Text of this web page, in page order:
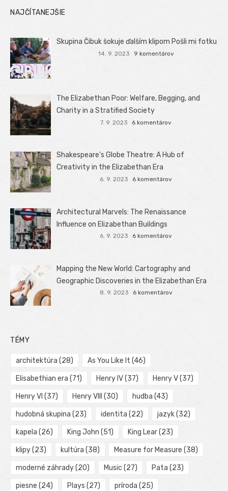
NAJČÍTANEJŠIE
Skupina Čibuk šokuje ďalším klipom Pošli mi fotku
14. 9. 2023 9 komentárov
The Elizabethan Poor: Welfare, Begging, and
Charity in a Stratified Society
7. 9. 2023 6 komentárov
Shakespeare’s Globe Theatre: A Hub of
Creativity in the Elizabethan Era
6. 9. 2023 6 komentárov
Architectural Marvels: The Renaissance
Influence on Elizabethan Buildings
6. 9. 2023 6 komentárov
Mapping the New World: Cartography and
Geographic Discoveries in the Elizabethan Era
8. 9. 2023 6 komentárov
TÉMY
architektúra (28) As You Like It (46)
Elisabethian era (71) Henry IV(37) Henry V(37)
Henry VI (37) Henry VIII (30) hudba (43)
hudobná skupina (23) identita (22) jazyk(32)
kapela (26) King John (51) King Lear(23)
klipy(23) kultúra (38) Measure for Measure (38)
moderné záhrady(20) Music (27) Pata (23)
piesne (24) Plays (27) príroda (25)